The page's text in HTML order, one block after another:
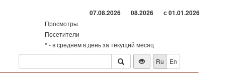
07.08.2026 08.2026 с 01.01.2026
Просмотры
Посетители
* - в среднем в день за текущий месяц
Ru
En